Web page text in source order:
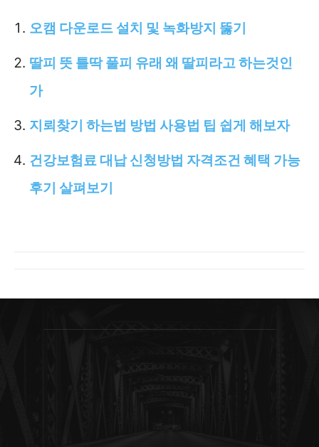
오캠 다운로드 설치 및 녹화방지 뚫기
딸피 뜻 틀딱 풀피 유래 왜 딸피라고 하는것인
가
지뢰찾기 하는법 방법 사용법 팁 쉽게 해보자
건강보험료 대납 신청방법 자격조건 혜택 가능
후기 살펴보기